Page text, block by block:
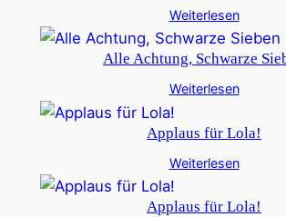
Weiterlesen
Alle Achtung, Schwarze
Weiterlesen
Applaus für Lola!
Weiterlesen
Applaus für Lola!